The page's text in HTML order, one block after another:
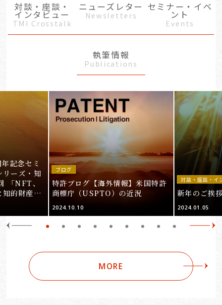
対談・座談・
インタビュー
TMI Crosstalk
ニューズレター
Newsletters
セミナー・イベ
ント
Events
執筆情報
Publications
記念セミ
リーズ・知
「NFT、
知的財産
ブログ
特許ブログ【海外情報】米国特許
商標庁（USPTO）の近況
2024.10.10
対談・座談・イ
新年のご挨
2024.01.05
MORE